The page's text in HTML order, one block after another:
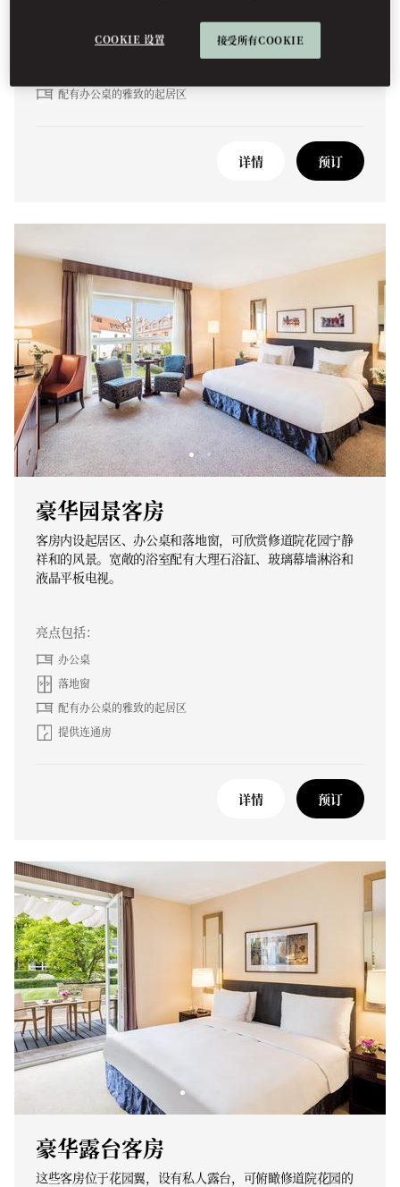
配有办公桌的雅致的起居区
详情 预订
豪华园景客房
客房内设起居区、办公桌和落地窗，可欣赏修道院花园宁静
祥和的风景。宽敞的浴室配有大理石浴缸、玻璃幕墙淋浴和
液晶平板电视。
亮点包括：
办公桌
落地窗
配有办公桌的雅致的起居区
提供连通房
详情 预订
豪华露台客房
这些客房位于花园翼，设有私人露台，可俯瞰修道院花园的
COOKIE 设置 接受所有COOKIE